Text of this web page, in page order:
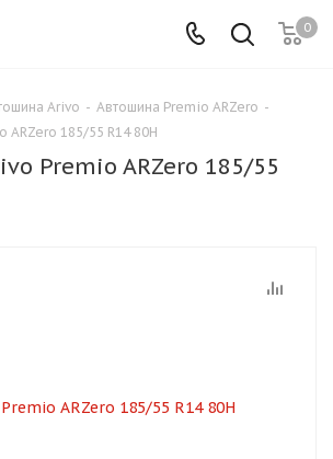
0
Arivo - Автошина Premio ARZero -
185/55 R14 80H
Premio ARZero 185/55
банков
части